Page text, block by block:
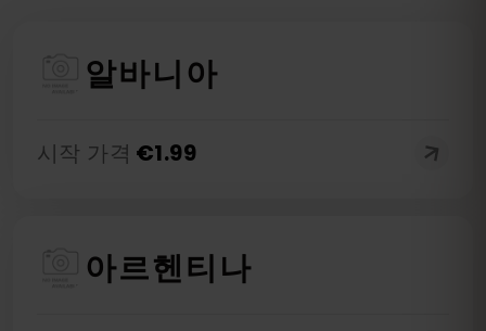
알바니아
시작 가격 €1.99
아르헨티나